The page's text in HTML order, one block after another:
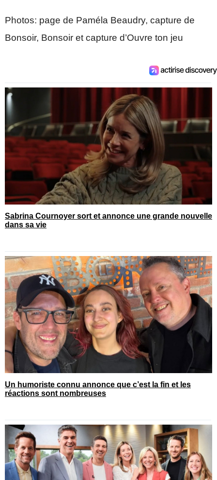
Photos: page de Paméla Beaudry, capture de
Bonsoir, Bonsoir et capture d’Ouvre ton jeu
Sabrina Cournoyer sort et annonce une grande nouvelle
dans sa vie
Un humoriste connu annonce que c’est la fin et les
réactions sont nombreuses